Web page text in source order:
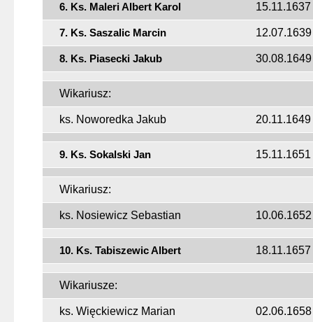
6. Ks. Maleri Albert Karol 15.11.1637
7. Ks. Saszalic Marcin 12.07.1639
8. Ks. Piasecki Jakub 30.08.1649
Wikariusz:
ks. Noworedka Jakub 20.11.1649
9. Ks. Sokalski Jan 15.11.1651
Wikariusz:
ks. Nosiewicz Sebastian 10.06.1652
10. Ks. Tabiszewic Albert 18.11.1657
Wikariusze:
ks. Więckiewicz Marian 02.06.1658